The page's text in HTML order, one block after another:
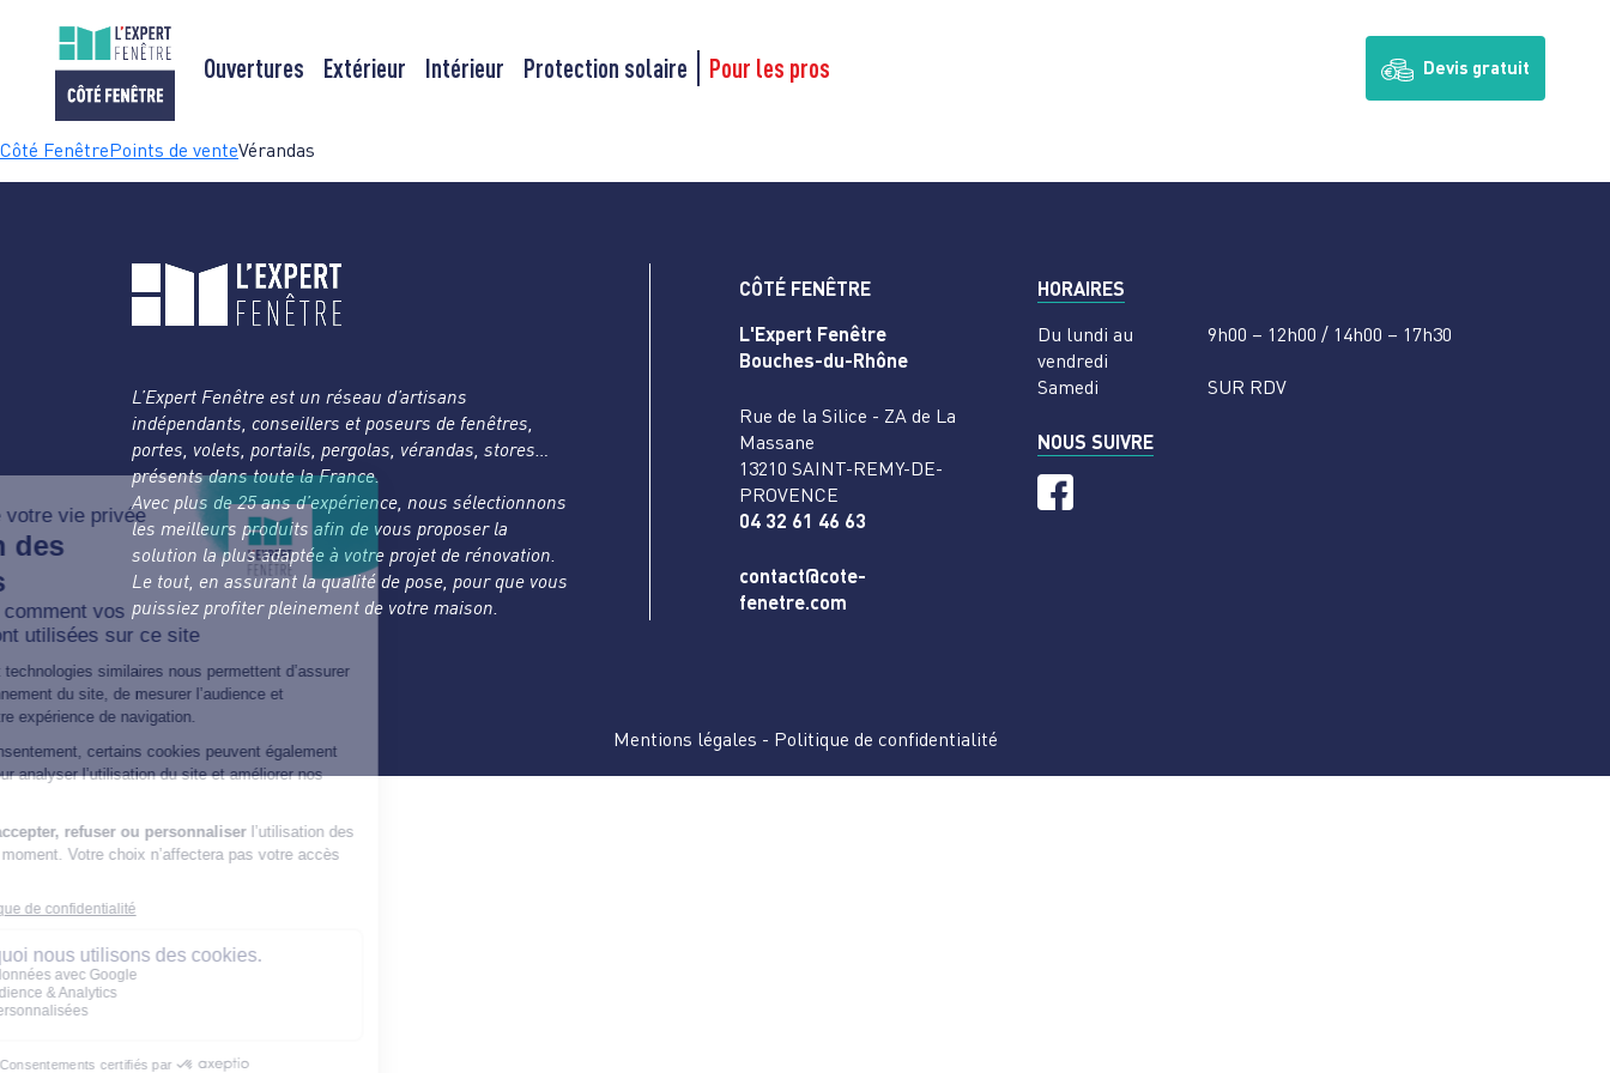
Passer
Devis gratuit
Ouvertures Extérieur Intérieur Protection solaire Pour les pros
Côté FenêtrePoints de venteVérandas
L’Expert Fenêtre est un réseau d’artisans
indépendants, conseillers et poseurs de fenêtres,
portes, volets, portails, pergolas, vérandas, stores…
présents dans toute la France.
Avec plus de 25 ans d’expérience, nous sélectionnons
les meilleurs produits afin de vous proposer la
solution la plus adaptée à votre projet de rénovation.
Le tout, en assurant la qualité de pose, pour que vous
puissiez profiter pleinement de votre maison.
CÔTÉ FENÊTRE
L'Expert Fenêtre
Bouches-du-Rhône
Rue de la Silice - ZA de La
Massane
13210 SAINT-REMY-DE-
PROVENCE
04 32 61 46 63
contact@cote-
fenetre.com
HORAIRES
Du lundi au
vendredi
9h00 – 12h00 / 14h00 – 17h30
Samedi SUR RDV
NOUS SUIVRE
Mentions légales - Politique de confidentialité